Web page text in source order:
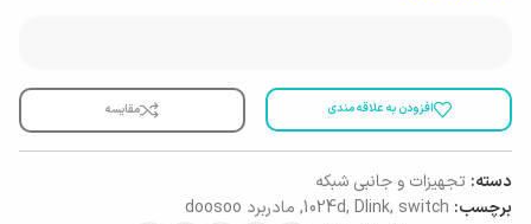
افزودن به علاقه مندی مقایسه
دسته: تجهیزات و جانبی شبکه
برچسب:
1024d, Dlink, switch
, مادربرد doosoo